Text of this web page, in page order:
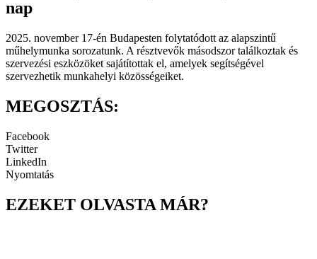
nap
2025. november 17-én Budapesten folytatódott az alapszintű
műhelymunka sorozatunk. A résztvevők másodszor találkoztak és
szervezési eszközöket sajátítottak el, amelyek segítségével
szervezhetik munkahelyi közösségeiket.
MEGOSZTÁS:
Facebook
Twitter
LinkedIn
Nyomtatás
EZEKET OLVASTA MÁR?